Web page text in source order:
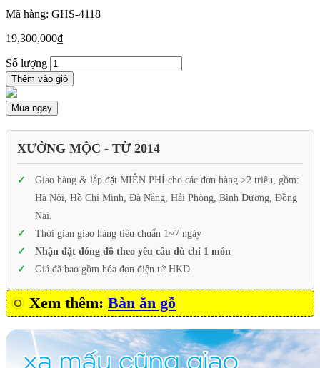
Mã hàng: GHS-4118
19,300,000₫
Số lượng
Thêm vào giỏ
Mua ngay
XƯỞNG MỘC - TỪ 2014
Giao hàng & lắp đặt MIỄN PHÍ cho các đơn hàng >2 triệu, gồm:
Hà Nội, Hồ Chí Minh, Đà Nẵng, Hải Phòng, Bình Dương, Đồng
Nai.
Thời gian giao hàng tiêu chuẩn 1~7 ngày
Nhận đặt đóng đồ theo yêu cầu dù chỉ 1 món
Giá đã bao gồm hóa đơn điện tử HKD
Xem thêm: Bàn ăn gỗ